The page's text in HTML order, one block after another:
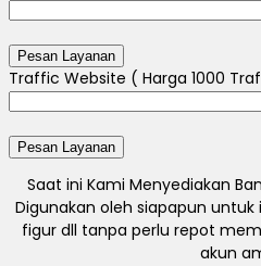
Traffic Website ( Harga 1000
Saat ini Kami Menyediakan
Digunakan oleh siapapun untuk
figur dll tanpa perlu repot
akun